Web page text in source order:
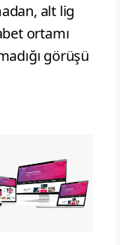
alt lig
ortamı
görüşü